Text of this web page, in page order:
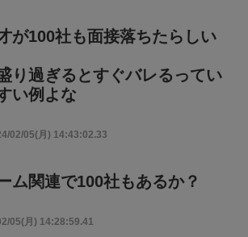
が100社も面接落ちたらしい
り過ぎるとすぐバレるってい
い例よな
02/05(月) 14:43:02.33
ム関連で100社もあるか？
05(月) 14:28:59.41